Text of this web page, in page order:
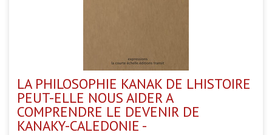
LA PHILOSOPHIE KANAK DE LHISTOIRE
PEUT-ELLE NOUS AIDER A
COMPRENDRE LE DEVENIR DE
KANAKY-CALEDONIE -